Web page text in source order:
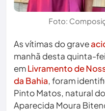
Foto:
As vítimas do grave
manhã desta quinta-
emLivramento de
da Bahia, foram
Pinto Matos, natural
Aparecida Moura